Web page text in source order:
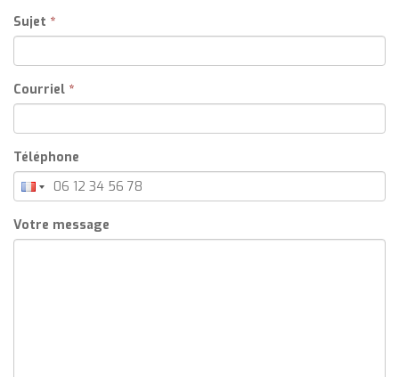
Sujet *
Courriel *
Téléphone
Votre message